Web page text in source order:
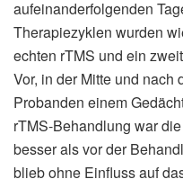
aufeinanderfolgenden
Therapiezyklen wurden
echten rTMS und ein
Vor, in der Mitte und nach
Probanden einem
rTMS-Behandlung war
besser als vor der
blieb ohne Einfluss auf